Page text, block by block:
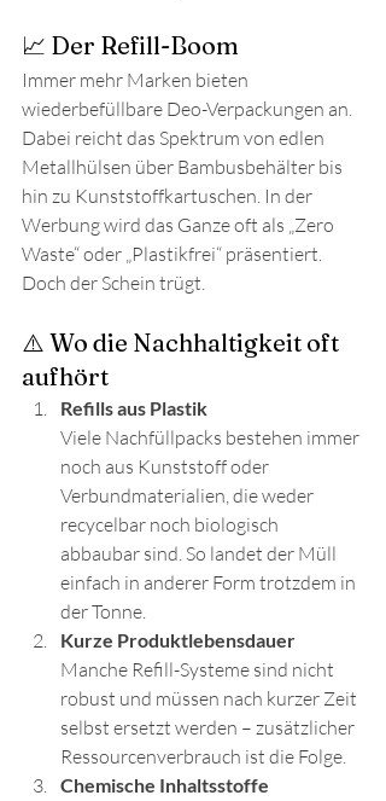
📈 Der Refill-Boom
Immer mehr Marken bieten
wiederbefüllbare Deo-Verpackungen an.
Dabei reicht das Spektrum von edlen
Metallhülsen über Bambusbehälter bis
hin zu Kunststoffkartuschen. In der
Werbung wird das Ganze oft als „Zero
Waste“ oder „Plastikfrei“ präsentiert.
Doch der Schein trügt.
⚠️ Wo die Nachhaltigkeit oft
aufhört
Refills aus Plastik
Viele Nachfüllpacks bestehen immer
noch aus Kunststoff oder
Verbundmaterialien, die weder
recycelbar noch biologisch
abbaubar sind. So landet der Müll
einfach in anderer Form trotzdem in
der Tonne.
Kurze Produktlebensdauer
Manche Refill-Systeme sind nicht
robust und müssen nach kurzer Zeit
selbst ersetzt werden – zusätzlicher
Ressourcenverbrauch ist die Folge.
Chemische Inhaltsstoffe